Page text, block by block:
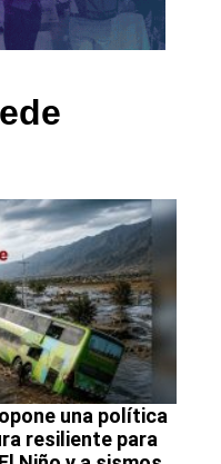
una política
resiliente para